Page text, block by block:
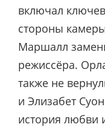
включал
стороны
Маршалл
режиссёра.
также не
и Элизабет
история любви